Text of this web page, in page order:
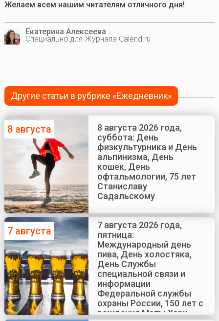
Желаем всем нашим читателям отличного дня!
Екатерина Алексеева
Специально для Журнала Calend.ru
Другие статьи в рубрике «Ежедневник»
8 августа
8 августа 2026 года,
суббота: День
физкультурника и День
альпинизма, День
кошек, День
офтальмологии, 75 лет
Станиславу
Садальскому
7 августа
7 августа 2026 года,
пятница:
Международный день
пива, День холостяка,
День Службы
специальной связи и
информации
Федеральной службы
охраны России, 150 лет с
рождения Маты Хари